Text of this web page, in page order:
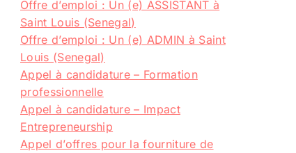
Offre d’emploi : Un (e) ASSISTANT à
Saint Louis (Senegal)
Offre d’emploi : Un (e) ADMIN à Saint
Louis (Senegal)
Appel à candidature – Formation
professionnelle
Appel à candidature – Impact
Entrepreneurship
Appel d’offres pour la fourniture de